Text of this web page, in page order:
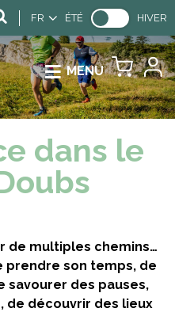
FR ÉTÉ HIVER
MENU
dans le
de multiples chemins…
prendre son temps, de
savourer des pauses,
de découvrir des lieux